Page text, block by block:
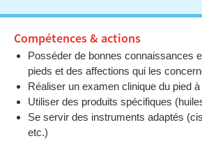
Compétences & actions
Posséder de bonnes connaissances
pieds et des affections qui les
Réaliser un examen clinique du pied
Utiliser des produits spécifiques
Se servir des instruments adaptés
etc.)